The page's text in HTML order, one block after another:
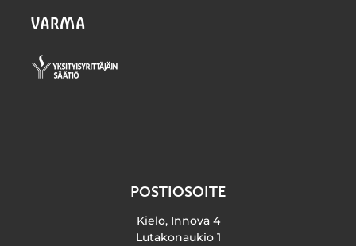
POSTIOSOITE
Kielo, Innova 4
Lutakonaukio 1